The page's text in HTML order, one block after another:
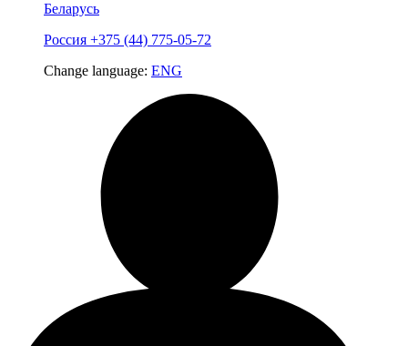
Беларусь
Россия +375 (44) 775-05-72
Change language: ENG